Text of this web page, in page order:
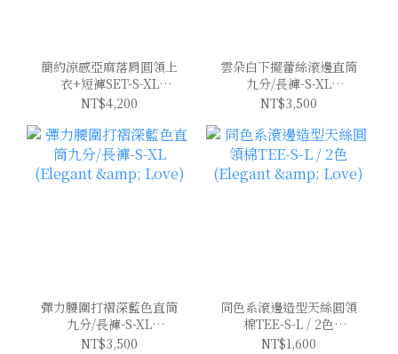
簡約涼感亞麻落肩圓領上
衣+短褲SET-S-XL
(Elegant & Love)
NT$4,200
雲朵白下擺蕾絲滾邊直筒
九分/長褲-S-XL
(Elegant & Love)
NT$3,500
彈力腰圍打褶深藍色直筒
九分/長褲-S-XL
(Elegant & Love)
NT$3,500
同色系滾邊造型天絲圓領
棉TEE-S-L / 2色
(Elegant & Love)
NT$1,600